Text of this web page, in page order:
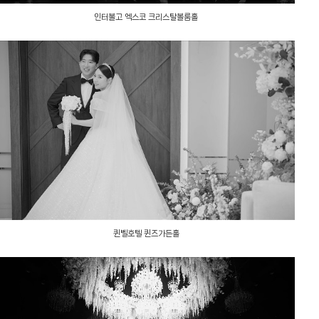
인터불고 엑스코 크리스탈볼룸홀
퀸벨호텔 퀸즈가든홀